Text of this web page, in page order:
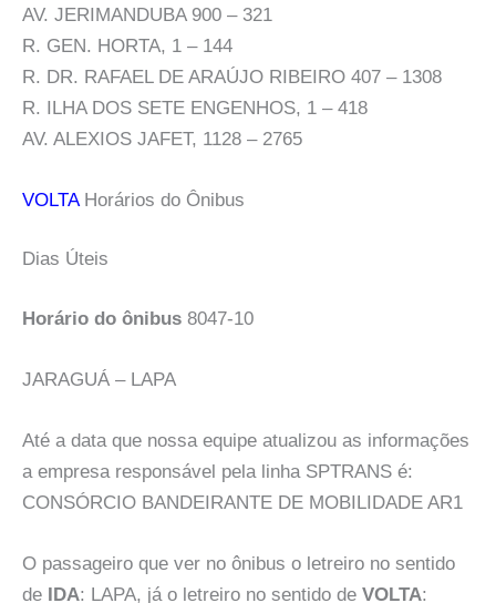
AV. JERIMANDUBA 900 – 321
R. GEN. HORTA, 1 – 144
R. DR. RAFAEL DE ARAÚJO RIBEIRO 407 – 1308
R. ILHA DOS SETE ENGENHOS, 1 – 418
AV. ALEXIOS JAFET, 1128 – 2765
VOLTAHorários do Ônibus
Dias Úteis
Horário do ônibus 8047-10
JARAGUÁ – LAPA
Até a data que nossa equipe atualizou as informações
a empresa responsável pela linha SPTRANS é:
CONSÓRCIO BANDEIRANTE DE MOBILIDADE AR1
O passageiro que ver no ônibus o letreiro no sentido
de
IDA: LAPA, já o letreiro no sentido de VOLTA: